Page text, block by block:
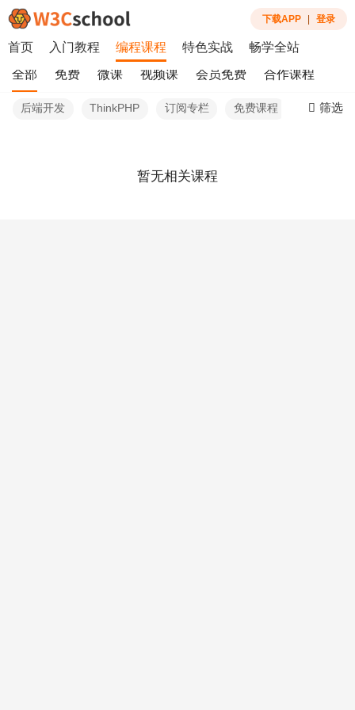
下载APP 登录
首页 入门教程 编程课程 特色实战 畅学全站
全部 免费 微课 视频课 会员免费 合作课程
后端开发 ThinkPHP 订阅专栏 免费课程 筛选
暂无相关课程